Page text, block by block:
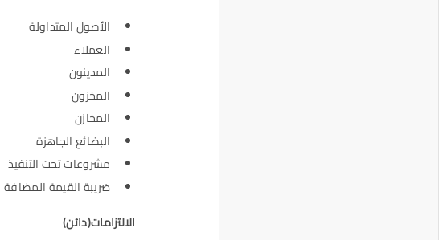
الأصول المتداولة
العملاء
المدينون
المخزون
المخازن
البضائع الجاهزة
مشروعات تحت التنفيذ
ضريبة القيمة المضافة
الالتزامات(دائن)